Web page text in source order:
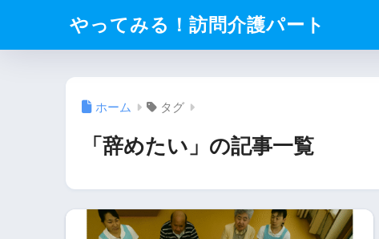
やってみる！訪問介護パート
ホーム タグ
「辞めたい」の記事一覧